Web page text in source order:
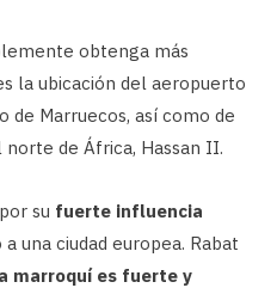
obtenga más
la ubicación del aeropuerto
de Marruecos, así como de
de África, Hassan II.
su fuerte influencia
una ciudad europea. Rabat
marroquí es fuerte y